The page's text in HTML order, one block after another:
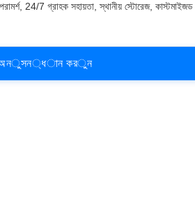
24/7 গ্রাহক সহায়তা, স্থানীয় স্টোরেজ, কাস্টমাইজড
নুসন্ধান করুন